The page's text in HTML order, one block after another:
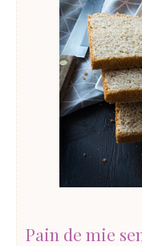
Pain de mie